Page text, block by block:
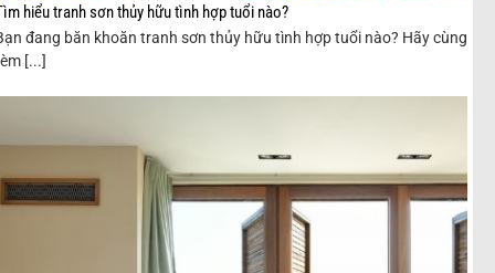
hiểu tranh sơn thủy hữu tình hợp tuổi nào?
đang băn khoăn tranh sơn thủy hữu tình hợp tuổi nào? Hãy cùng
[...]